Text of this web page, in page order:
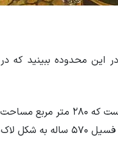
در این محدوده ببینید
موزه خلیج فارس: یکی از بخش‌های زیبای این
فسیل‌های مختلف در دوره‌های متنوع را